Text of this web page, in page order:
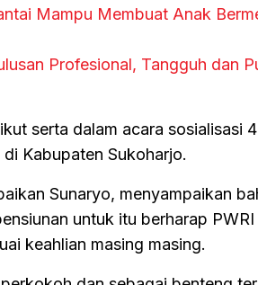
Mampu Membuat Anak
Profesional, Tangguh dan
serta dalam acara sosialisasi
Kabupaten Sukoharjo.
Sunaryo, menyampaikan
untuk itu berharap
keahlian masing masing.